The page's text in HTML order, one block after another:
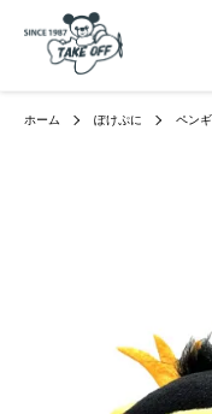
ホーム ぽけぷに ペン